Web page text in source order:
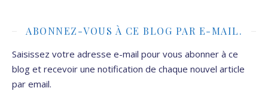
ABONNEZ-VOUS À CE BLOG PAR E-MAIL.
Saisissez votre adresse e-mail pour vous abonner à ce
blog et recevoir une notification de chaque nouvel article
par email.